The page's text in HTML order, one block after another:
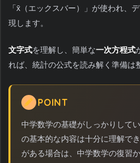
「x̄（エックスバー）」が使われ、
現します。
文字式を理解し、簡単な一次方程式
れば、統計の公式を読み解く準備は
POINT
中学数学の基礎がしっかりして
の基本的な内容は十分に理解で
がある場合は、中学数学の復習